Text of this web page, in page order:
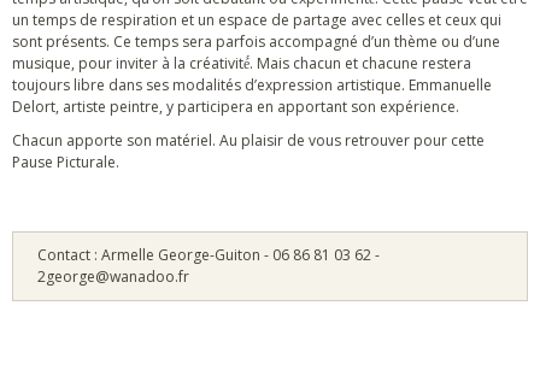
un temps de respiration et un espace de partage avec celles et ceux qui
sont présents. Ce temps sera parfois accompagné d’un thème ou d’une
musique, pour inviter à la créativité́. Mais chacun et chacune restera
toujours libre dans ses modalités d’expression artistique. Emmanuelle
Delort, artiste peintre, y participera en apportant son expérience.
Chacun apporte son matériel. Au plaisir de vous retrouver pour cette
Pause Picturale.
Contact : Armelle George-Guiton - 06 86 81 03 62 -
2george@wanadoo.fr